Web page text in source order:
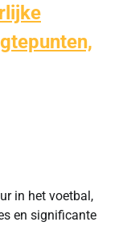
in het voetbal,
en significante